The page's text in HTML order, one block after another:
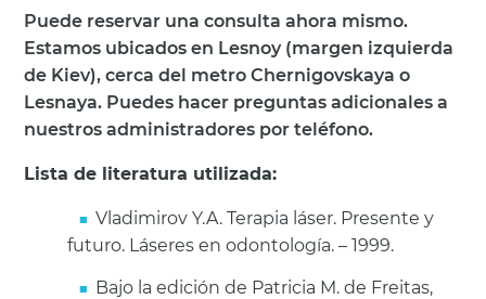
Puede reservar una consulta ahora mismo.
Estamos ubicados en Lesnoy (margen izquierda
de Kiev), cerca del metro Chernigovskaya o
Lesnaya. Puedes hacer preguntas adicionales a
nuestros administradores por teléfono.
Lista de literatura utilizada:
Vladimirov Y.A. Terapia láser. Presente y
futuro. Láseres en odontología. – 1999.
Bajo la edición de Patricia M. de Freitas,